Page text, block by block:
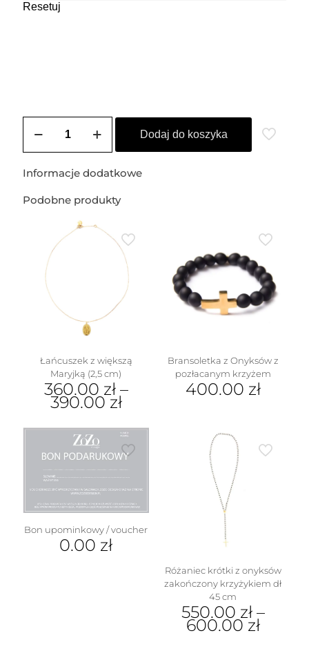
Resetuj
Obrączka
(bagieta)
Dodaj do koszyka
Informacje dodatkowe
Podobne produkty
Łańcuszek z większą
Maryjką (2,5 cm)
360.00 zł–
390.00 zł
produkt
ma
wiele
można
wybrać
stronie
produktu
Bransoletka z Onyksów z
pozłacanym krzyżem
400.00 zł
Bon upominkowy / voucher
0.00 zł
Różaniec krótki z onyksów
zakończony krzyżykiem dł
45 cm
550.00 zł–
600.00 zł